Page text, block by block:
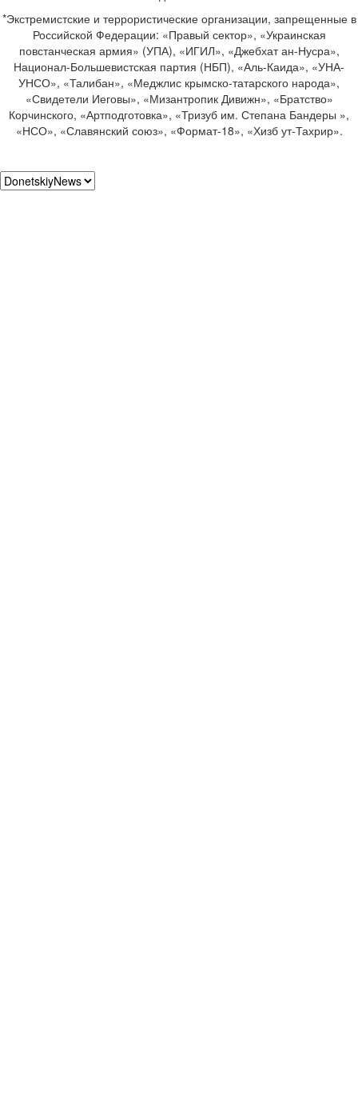
*Экстремистские и террористические организации, запрещенные в
Российской Федерации: «Правый сектор», «Украинская
повстанческая армия» (УПА), «ИГИЛ», «Джебхат ан-Нусра»,
Национал-Большевистская партия (НБП), «Аль-Каида», «УНА-
УНСО», «Талибан», «Меджлис крымско-татарского народа»,
«Свидетели Иеговы», «Мизантропик Дивижн», «Братство»
Корчинского, «Артподготовка», «Тризуб им. Степана Бандеры »,
«НСО», «Славянский союз», «Формат-18», «Хизб ут-Тахрир».